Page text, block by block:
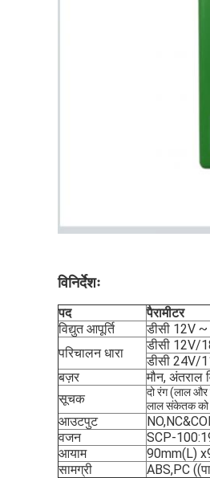
विनिर्देशः
पद पैरामीटर
विद्युत आपूर्ति
डीसी 12V
परिचालन धारा
डीसी 12V/
डीसी 24V/
बज़र
मौन, अंतराल
सूचक
दो रंग (लाल और
लाल संकेतक को
आउटपुट
वजन
SCP-
आयाम
90mm(L)
सामग्री
ABS,PC